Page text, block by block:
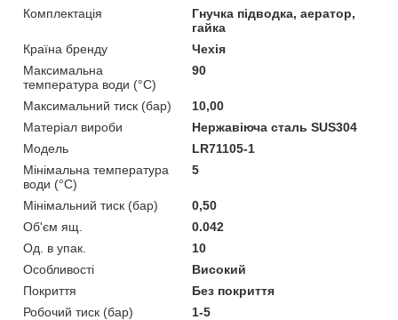
Комплектація
Гнучка підводка, аератор,
гайка
Країна бренду
Чехія
Максимальна
температура води (°C)
90
Максимальний тиск (бар)
10,00
Матеріал вироби
Нержавіюча сталь SUS304
Мoдель
LR71105-1
Мінімальна температура
води (°C)
5
Мінімальний тиск (бар)
0,50
Об'єм ящ.
0.042
Од. в упак.
10
Особливості
Високий
Покриття
Без покриття
Робочий тиск (бар)
1-5